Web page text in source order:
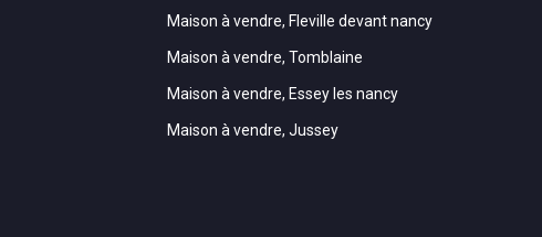
Maison à vendre, Fleville devant nancy
Maison à vendre, Tomblaine
Maison à vendre, Essey les nancy
Maison à vendre, Jussey